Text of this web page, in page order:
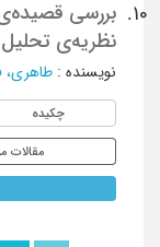
10.
بررسی قصیده‌ی
نظریه‌ی
نویسنده: طاهری،
چکیده
مقالات